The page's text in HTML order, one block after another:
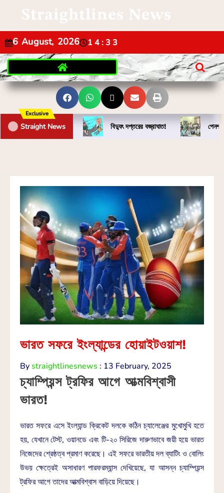
Straightlines News
6 August, 2026 14:33
Exclusive
Straight News বিদ্যুৎ দপ্তরের বজ্রাঘাত! পেনশন
ভারত সফরে ইংল্যান্ডের হোয়াইটওয়াশ!
Bystraightlinesnews : 13 February, 2025
চ্যাম্পিয়ন্স ট্রফির আগে আত্মবিশ্বাসী
ভারত!
ভারত সফরে এসে ইংল্যান্ড ক্রিকেট দলকে কঠিন চ্যালেঞ্জের মুখোমুখি হতে
হয়, যেখানে টেস্ট, ওয়ানডে এবং টি-২০ সিরিজে দারুণভাবে জয়ী হয়ে ভারত
নিজেদের শ্রেষ্ঠত্ব প্রমাণ করেছে। এই সফরে ভারতীয় দল ব্যাটিং ও বোলিং
উভয় ক্ষেত্রেই অসাধারণ পারফরম্যান্স দেখিয়েছে, যা আসন্ন চ্যাম্পিয়ন্স
ট্রফির আগে তাদের আত্মবিশ্বাস বাড়িয়ে দিয়েছে।